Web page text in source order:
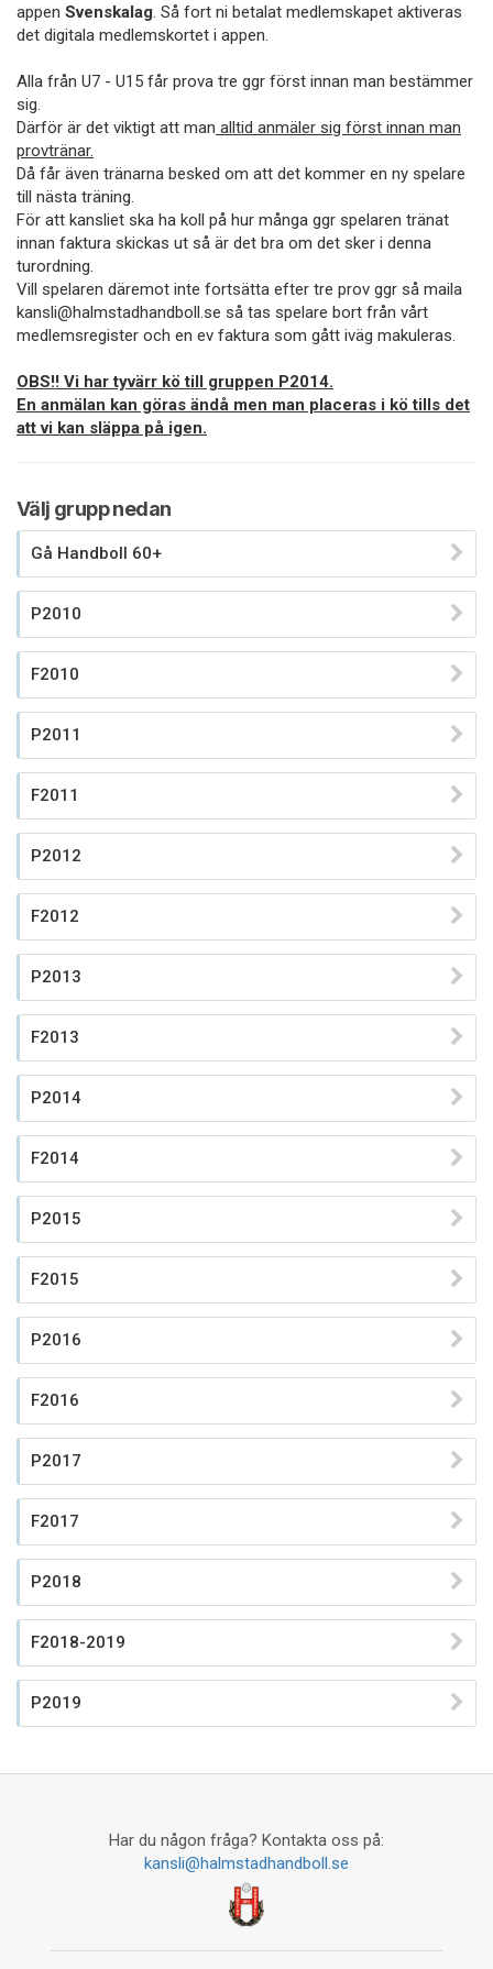
appen Svenskalag. Så fort ni betalat medlemskapet aktiveras
det digitala medlemskortet i appen.
Alla från U7 - U15 får prova tre ggr först innan man bestämmer
sig.
Därför är det viktigt att man alltid anmäler sig först innan man
provtränar.
Då får även tränarna besked om att det kommer en ny spelare
till nästa träning.
För att kansliet ska ha koll på hur många ggr spelaren tränat
innan faktura skickas ut så är det bra om det sker i denna
turordning.
Vill spelaren däremot inte fortsätta efter tre prov ggr så maila
kansli@halmstadhandboll.se så tas spelare bort från vårt
medlemsregister och en ev faktura som gått iväg makuleras.
OBS!! Vi har tyvärr kö till gruppen P2014.
En anmälan kan göras ändå men man placeras i kö tills det
att vi kan släppa på igen.
Välj grupp nedan
Gå Handboll 60+
P2010
F2010
P2011
F2011
P2012
F2012
P2013
F2013
P2014
F2014
P2015
F2015
P2016
F2016
P2017
F2017
P2018
F2018-2019
P2019
Har du någon fråga? Kontakta oss på:
kansli@halmstadhandboll.se